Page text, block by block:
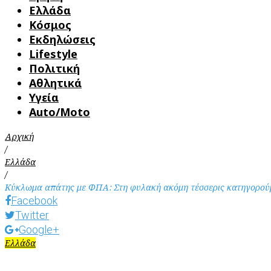
Ελλάδα
Κόσμος
Εκδηλώσεις
Lifestyle
Πολιτική
Αθλητικά
Υγεία
Auto/Moto
Αρχική
/
Ελλάδα
/
Κύκλωμα απάτης με ΦΠΑ: Στη φυλακή ακόμη τέσσερις
Facebook
Twitter
Google+
Ελλάδα